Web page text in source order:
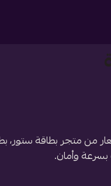
من متجر بطاقة ستور،